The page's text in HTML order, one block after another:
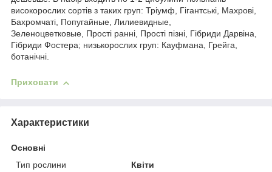
високорослих сортів з таких груп: Тріумф, Гігантські, Махрові,
Бахромчаті, Попугайные, Лилиевидные,
Зеленоцветковые, Прості ранні, Прості пізні, Гібриди Дарвіна,
Гібриди Фостера; низькорослих груп: Кауфмана, Грейга,
ботанічні.
Приховати
Характеристики
Основні
Тип рослини
Квіти